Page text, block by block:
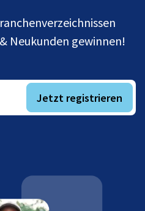
Neukunden gewinnen!
Jetzt registrieren